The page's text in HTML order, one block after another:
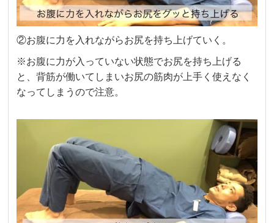
②お腹に力を入れながらお尻を持ち上げていく。
※お腹に力が入っていない状態でお尻を持ち上げる
と、背筋が働いてしまいお尻の筋肉が上手く使えなく
なってしまうので注意。